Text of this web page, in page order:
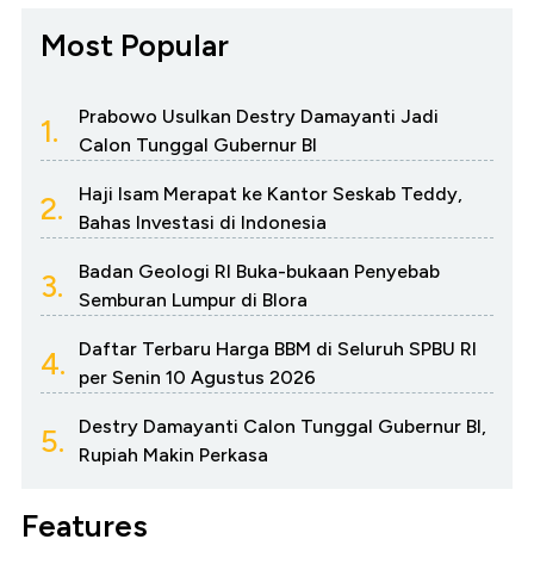
Most Popular
1.
Prabowo Usulkan Destry Damayanti Jadi
Calon Tunggal Gubernur BI
2.
Haji Isam Merapat ke Kantor Seskab Teddy,
Bahas Investasi di Indonesia
3.
Badan Geologi RI Buka-bukaan Penyebab
Semburan Lumpur di Blora
4.
Daftar Terbaru Harga BBM di Seluruh SPBU RI
per Senin 10 Agustus 2026
5.
Destry Damayanti Calon Tunggal Gubernur BI,
Rupiah Makin Perkasa
Features